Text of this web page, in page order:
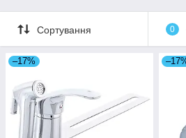
Сортування 0
–17%